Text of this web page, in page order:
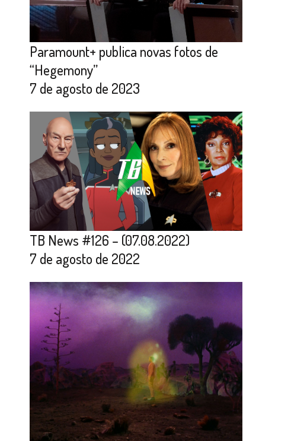
Paramount+ publica novas fotos de
“Hegemony”
7 de agosto de 2023
TB News #126 – (07.08.2022)
7 de agosto de 2022